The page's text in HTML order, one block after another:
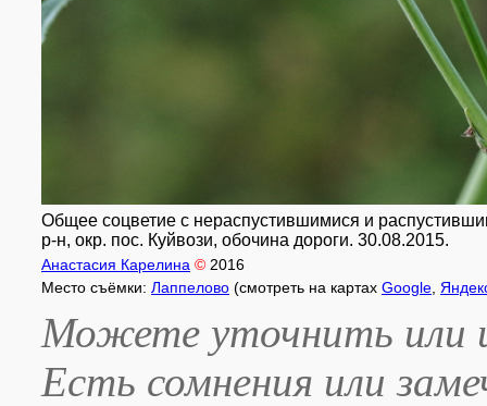
Общее соцветие с нераспустившимися и
р-н, окр. пос. Куйвози, обочина дороги. 30.08.2015.
Анастасия Карелина © 2016
Место съёмки: Лаппелово (смотреть на картах Google
Можете уточнить или
Есть сомнения или